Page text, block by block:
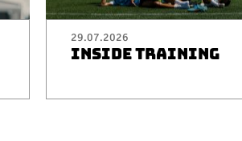
29.07.2026
INSIDE TRAINING